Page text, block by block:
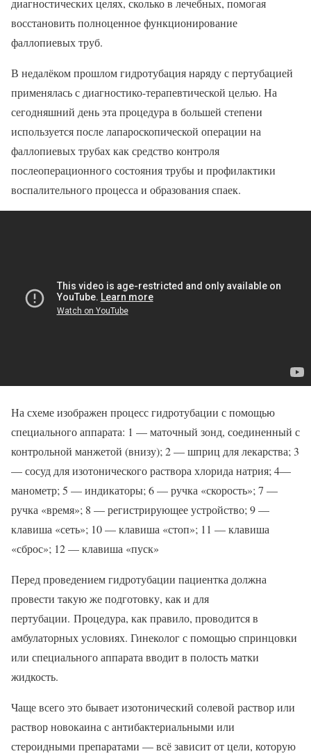
диагностических целях, сколько в лечебных, помогая
восстановить полноценное функционирование
фаллопиевых труб.
В недалёком прошлом гидротубация наряду с пертубацией
применялась с диагностико-терапевтической целью. На
сегодняшний день эта процедура в большей степени
используется после лапароскопической операции на
фаллопиевых трубах как средство контроля
послеоперационного состояния трубы и профилактики
воспалительного процесса и образования спаек.
На схеме изображен процесс гидротубации с помощью
специального аппарата: 1 — маточный зонд, соединенный с
контрольной манжетой (внизу); 2 — шприц для лекарства; 3
— сосуд для изотонического раствора хлорида натрия; 4—
манометр; 5 — индикаторы; 6 — ручка «скорость»; 7 —
ручка «время»; 8 — регистрирующее устройство; 9 —
клавиша «сеть»; 10 — клавиша «стоп»; 11 — клавиша
«сброс»; 12 — клавиша «пуск»
Перед проведением гидротубации пациентка должна
провести такую же подготовку, как и для
пертубации. Процедура, как правило, проводится в
амбулаторных условиях. Гинеколог с помощью спринцовки
или специального аппарата вводит в полость матки
жидкость.
Чаще всего это бывает изотонический солевой раствор или
раствор новокаина с антибактериальными или
стероидными препаратами — всё зависит от цели, которую